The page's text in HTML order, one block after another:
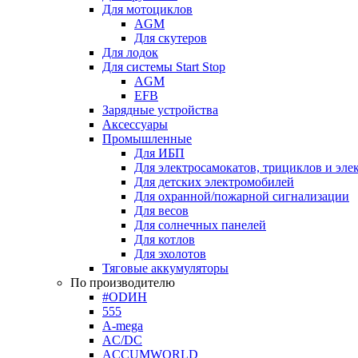
Для мотоциклов
AGM
Для скутеров
Для лодок
Для системы Start Stop
AGM
EFB
Зарядные устройства
Аксессуары
Промышленные
Для ИБП
Для электросамокатов, трициклов и
Для детских электромобилей
Для охранной/пожарной сигнализации
Для весов
Для солнечных панелей
Для котлов
Для эхолотов
Тяговые аккумуляторы
По производителю
#ODИН
555
A-mega
AC/DC
ACCUMWORLD